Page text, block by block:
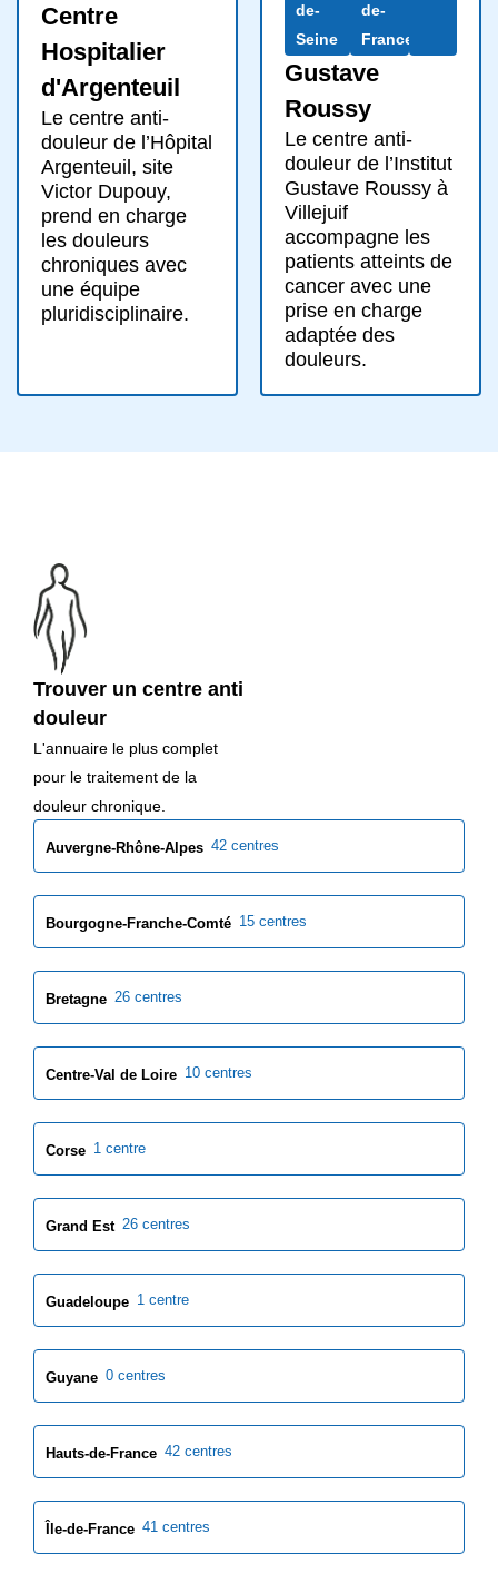
Centre
Hospitalier
d'Argenteuil
Le centre anti-
douleur de l’Hôpital
Argenteuil, site
Victor Dupouy,
prend en charge
les douleurs
chroniques avec
une équipe
pluridisciplinaire.
de-
Seine
de-
France
Gustave
Roussy
Le centre anti-
douleur de l’Institut
Gustave Roussy à
Villejuif
accompagne les
patients atteints de
cancer avec une
prise en charge
adaptée des
douleurs.
Trouver un centre anti
douleur
L'annuaire le plus complet
pour le traitement de la
douleur chronique.
Auvergne-Rhône-Alpes 42 centres
Bourgogne-Franche-Comté 15 centres
Bretagne 26 centres
Centre-Val de Loire 10 centres
Corse 1 centre
Grand Est 26 centres
Guadeloupe 1 centre
Guyane 0 centres
Hauts-de-France 42 centres
Île-de-France 41 centres